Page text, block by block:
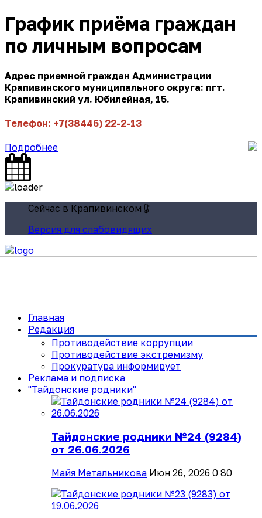
График приёма граждан
по личным вопросам
Адрес приемной граждан Администрации
Крапивинского муниципального округа: пгт.
Крапивинский ул. Юбилейная, 15.
Телефон: +7(38446) 22-2-13
Подробнее
Сейчас в Крапивинском
Версия для слабовидящих
Главная
Редакция
Противодействие коррупции
Противодействие экстремизму
Прокуратура информирует
Реклама и подписка
"Тайдонские родники"
Тайдонские родники №24 (9284)
от 26.06.2026
Майя Метальникова Июн 26, 2026 0 80